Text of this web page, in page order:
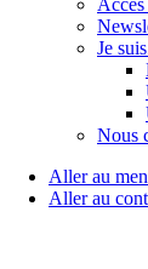
Je
Nous
Aller au
Aller au